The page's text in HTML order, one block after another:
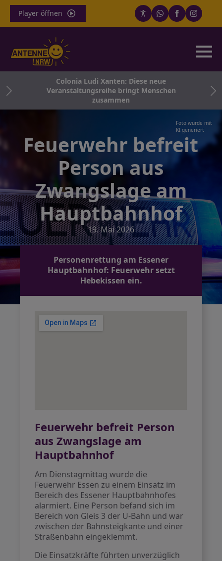
Player öffnen
Colonia Ludi Xanten: Diese neue
Veranstaltungsreihe bringt Menschen
zusammen
Foto wurde mit
KI generiert
Feuerwehr befreit
Person aus
Zwangslage am
Hauptbahnhof
19. Mai 2026
Personenrettung am Essener
Hauptbahnhof: Feuerwehr setzt
Hebekissen ein.
Feuerwehr befreit Person
aus Zwangslage am
Hauptbahnhof
Am Dienstagmittag wurde die
Feuerwehr Essen zu einem Einsatz im
Bereich des Essener Hauptbahnhofes
alarmiert. Eine Person befand sich im
Bereich von Gleis 3 der U-Bahn und war
zwischen der Bahnsteigkante und einer
Straßenbahn eingeklemmt.
Die Einsatzkräfte führten unverzüglich